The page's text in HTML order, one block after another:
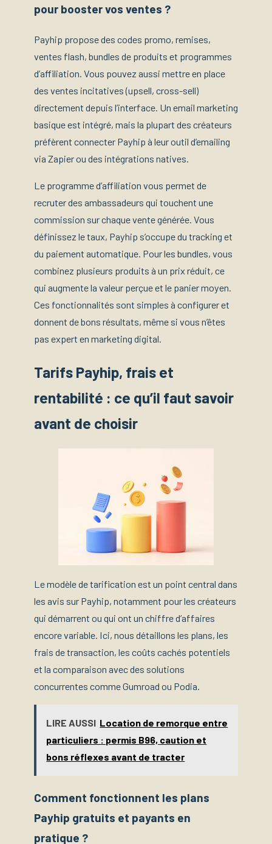
pour booster vos ventes ?
Payhip propose des codes promo, remises,
ventes flash, bundles de produits et programmes
d’affiliation. Vous pouvez aussi mettre en place
des ventes incitatives (upsell, cross-sell)
directement depuis l’interface. Un email marketing
basique est intégré, mais la plupart des créateurs
préfèrent connecter Payhip à leur outil d’emailing
via Zapier ou des intégrations natives.
Le programme d’affiliation vous permet de
recruter des ambassadeurs qui touchent une
commission sur chaque vente générée. Vous
définissez le taux, Payhip s’occupe du tracking et
du paiement automatique. Pour les bundles, vous
combinez plusieurs produits à un prix réduit, ce
qui augmente la valeur perçue et le panier moyen.
Ces fonctionnalités sont simples à configurer et
donnent de bons résultats, même si vous n’êtes
pas expert en marketing digital.
Tarifs Payhip, frais et
rentabilité : ce qu’il faut savoir
avant de choisir
Le modèle de tarification est un point central dans
les avis sur Payhip, notamment pour les créateurs
qui démarrent ou qui ont un chiffre d’affaires
encore variable. Ici, nous détaillons les plans, les
frais de transaction, les coûts cachés potentiels
et la comparaison avec des solutions
concurrentes comme Gumroad ou Podia.
LIRE AUSSI Location de remorque entre
particuliers : permis B96, caution et
bons réflexes avant de tracter
Comment fonctionnent les plans
Payhip gratuits et payants en
pratique ?